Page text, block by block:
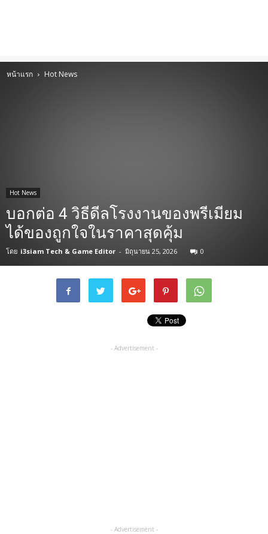
หน้าแรก Hot News
Hot News
บอกต่อ 4 วิธีดีลโรงงานของพรีเมียม
ได้ของถูกใจในราคาสุดคุ้ม
โดย i3siam Tech & Game Editor - มิถุนายน 25, 2026 0
- Advertisement -
- Advertisement -